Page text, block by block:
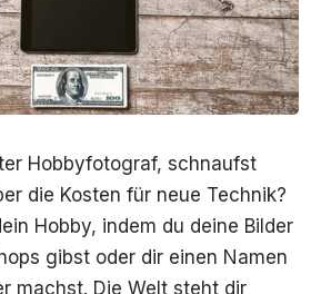
Hobbyfotograf, schnaufst
die Kosten für neue Technik?
Hobby, indem du deine Bilder
gibst oder dir einen Namen
machst. Die Welt steht dir